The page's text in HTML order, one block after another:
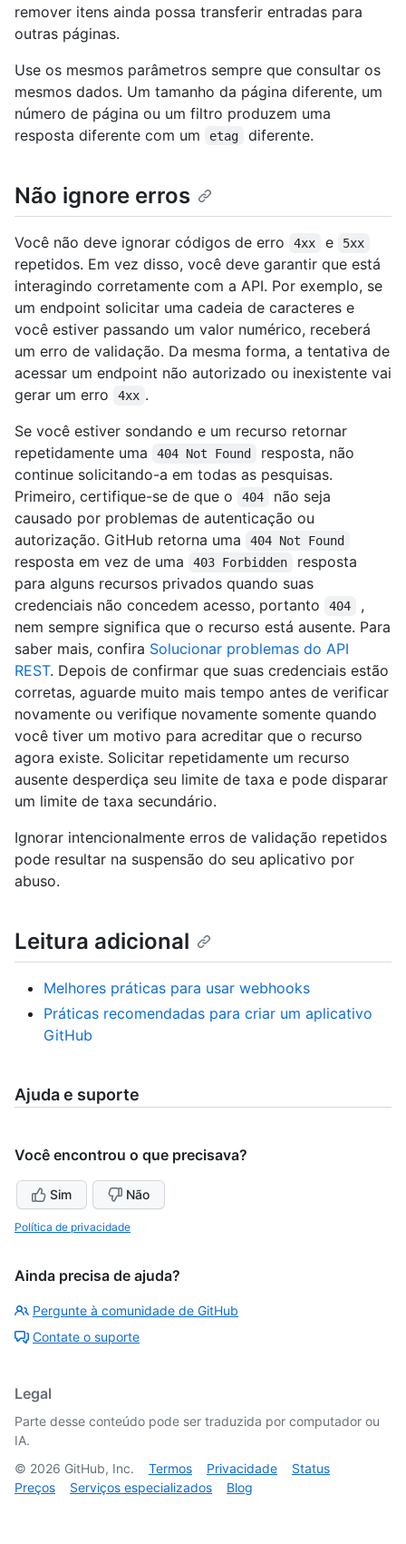
remover itens ainda possa transferir entradas para
outras páginas.
Use os mesmos parâmetros sempre que consultar os
mesmos dados. Um tamanho da página diferente, um
número de página ou um filtro produzem uma
resposta diferente com um
etag diferente.
Não ignore erros
Você não deve ignorar códigos de erro 4xx e 5xx
repetidos. Em vez disso, você deve garantir que está
interagindo corretamente com a API. Por exemplo, se
um endpoint solicitar uma cadeia de caracteres e
você estiver passando um valor numérico, receberá
um erro de validação. Da mesma forma, a tentativa de
acessar um endpoint não autorizado ou inexistente vai
gerar um erro
4xx .
Se você estiver sondando e um recurso retornar
repetidamente uma
404 Not Found
resposta, não
continue solicitando-a em todas as pesquisas.
Primeiro, certifique-se de que o
404
não seja
causado por problemas de autenticação ou
autorização. GitHub retorna uma
404 Not Found
resposta em vez de uma 403 Forbidden
resposta
para alguns recursos privados quando suas
credenciais não concedem acesso, portanto
404
,
nem sempre significa que o recurso está ausente. Para
saber mais, confira Solucionar problemas do API
REST. Depois de confirmar que suas credenciais estão
corretas, aguarde muito mais tempo antes de verificar
novamente ou verifique novamente somente quando
você tiver um motivo para acreditar que o recurso
agora existe. Solicitar repetidamente um recurso
ausente desperdiça seu limite de taxa e pode disparar
um limite de taxa secundário.
Ignorar intencionalmente erros de validação repetidos
pode resultar na suspensão do seu aplicativo por
abuso.
Leitura adicional
Melhores práticas para usar webhooks
Práticas recomendadas para criar um aplicativo
GitHub
Ajuda e suporte
Você encontrou o que precisava?
Sim Não
Política de privacidade
Ainda precisa de ajuda?
Pergunte à comunidade de GitHub
Contate o suporte
Legal
Parte desse conteúdo pode ser traduzida por computador ou
IA.
© 2026 GitHub, Inc. Termos Privacidade
Status
Preços
Serviços especializados Blog